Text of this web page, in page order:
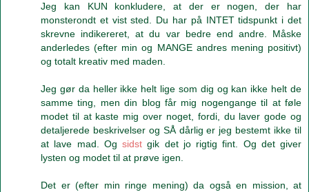
Jeg kan KUN konkludere, at der er nogen, der har
monsterondt et vist sted. Du har på INTET tidspunkt i det
skrevne indikereret, at du var bedre end andre. Måske
anderledes (efter min og MANGE andres mening positivt)
og totalt kreativ med maden.
Jeg gør da heller ikke helt lige som dig og kan ikke helt de
samme ting, men din blog får mig nogengange til at føle
modet til at kaste mig over noget, fordi, du laver gode og
detaljerede beskrivelser og SÅ dårlig er jeg bestemt ikke til
at lave mad. Og sidst gik det jo rigtig fint. Og det giver
lysten og modet til at prøve igen.
Det er (efter min ringe mening) da også en mission, at